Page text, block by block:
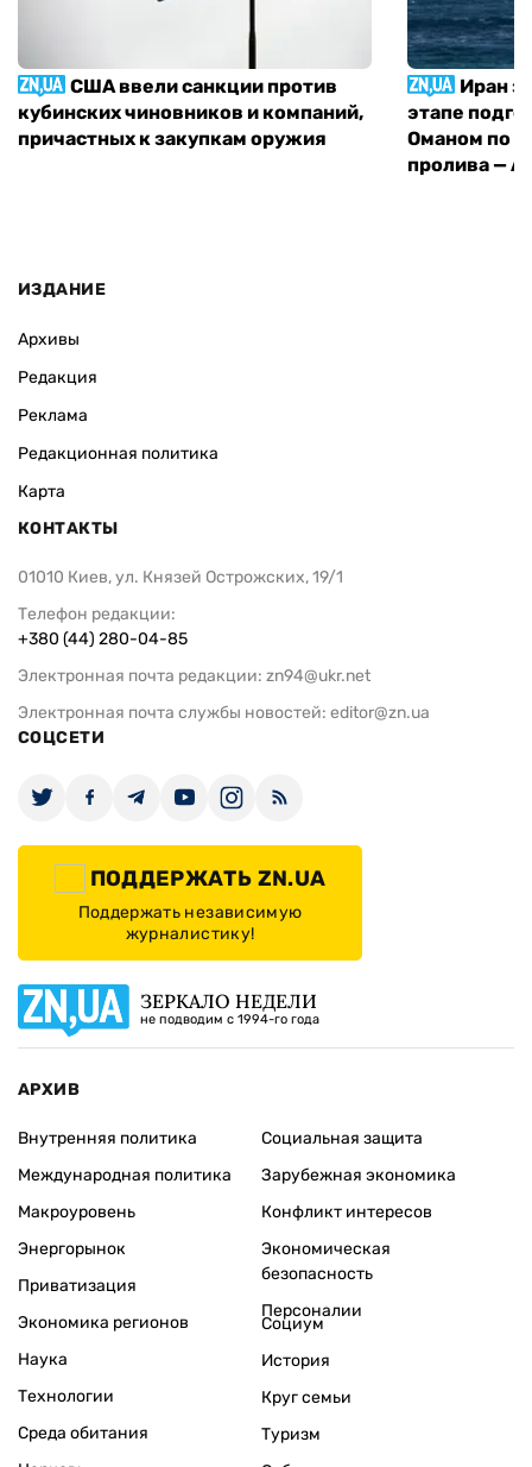
США ввели санкции против
кубинских чиновников и компаний,
причастных к закупкам оружия
Иран
этапе
Оманом по
пролива —
ИЗДАНИЕ
Архивы
Редакция
Реклама
Редакционная политика
Карта
КОНТАКТЫ
01010 Киев, ул. Князей Острожских, 19/1
Телефон редакции:
+380 (44) 280-04-85
Электронная почта редакции: zn94@ukr.net
Электронная почта службы новостей: editor@zn.ua
СОЦСЕТИ
ПОДДЕРЖАТЬ ZN.UA
Поддержать независимую
журналистику!
ЗЕРКАЛО НЕДЕЛИ
не подводим с 1994-го года
АРХИВ
Внутренняя политика
Международная политика
Макроуровень
Энергорынок
Приватизация
Экономика регионов
Социальная защита
Зарубежная экономика
Конфликт интересов
Экономическая
безопасность
Персоналии
Наука
Технологии
Среда обитания
Социум
История
Круг семьи
Туризм